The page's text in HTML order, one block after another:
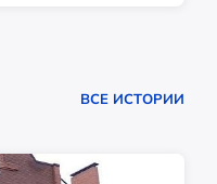
ВСЕ ИСТОРИИ